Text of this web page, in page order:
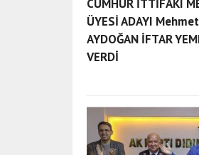
CUMHUR İTTİFAKI
ÜYESİ ADAYI
AYDOĞAN İFTAR
VERDİ